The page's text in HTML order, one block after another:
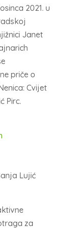
2021. u
Janet
priče o
Cvijet
Pirc.
Lujić
za